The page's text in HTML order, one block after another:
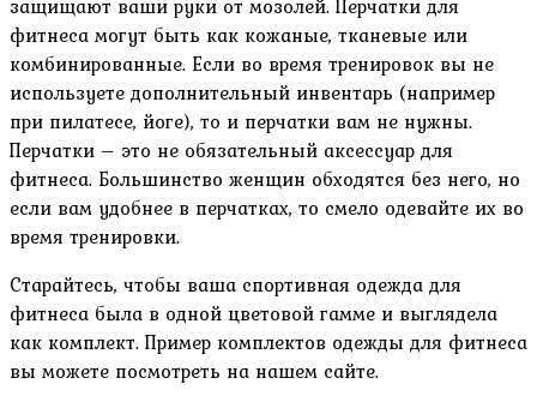
фитнеса могут быть как кожаные, тканевые или
комбинированные. Если во время тренировок вы не
используете дополнительный инвентарь (например
при пилатесе, йоге), то и перчатки вам не нужны.
Перчатки – это не обязательный аксессуар для
фитнеса. Большинство женщин обходятся без него, но
если вам удобнее в перчатках, то смело одевайте их во
время тренировки.
Старайтесь, чтобы ваша спортивная одежда для
фитнеса была в одной цветовой гамме и выглядела
как комплект. Пример комплектов одежды для фитнеса
вы можете посмотреть на нашем сайте.